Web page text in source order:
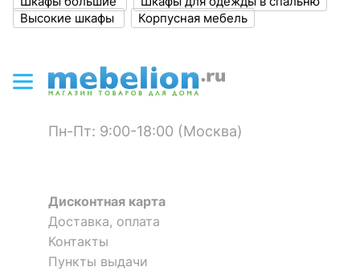
Тип поверхности
фасада
зеркальный, матовый
Тип поверхности
корпуса
матовый
Компоненты,
входящие в
комплект
15 793 р.
Высокие шкафы
Корпусная мебель
Пн-Пт: 9:00-18:00 (Москва)
Дисконтная карта
Доставка, оплата
Контакты
Пункты выдачи